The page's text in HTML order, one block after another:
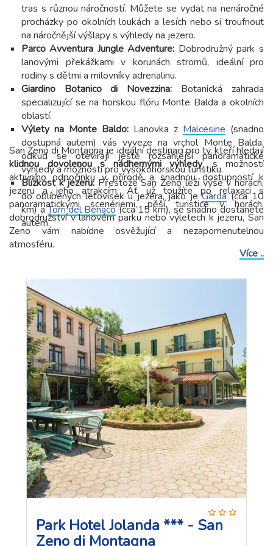
tras s různou náročností. Můžete se vydat na nenáročné
procházky po okolních loukách a lesích nebo si troufnout
na náročnější výšlapy s výhledy na jezero.
Parco Avventura Jungle Adventure: Dobrodružný park s
lanovými překážkami v korunách stromů, ideální pro
rodiny s dětmi a milovníky adrenalinu.
Giardino Botanico di Novezzina: Botanická zahrada
specializující se na horskou flóru Monte Balda a okolních
oblastí.
Výlety na Monte Baldo: Lanovka z Malcesine (snadno
dostupná autem) vás vyveze na vrchol Monte Balda,
odkud se otevírají ještě rozsáhlejší panoramatické
výhledy a možnosti pro vysokohorskou turistiku.
Blízkost k jezeru: Přestože San Zeno leží výše v horách,
do oblíbených letovisek u jezera, jako jeGarda(cca 10
km) aTorri del Benaco(cca 15 km), se snadno dostanete
autem.
San Zeno di Montagna je ideální destinací pro ty, kteří hledají
klidnou dovolenou s nádhernými výhledy, s možností
aktivního odpočinku v přírodě a snadnou dostupností k
jezeru a jeho atrakcím. Ať už toužíte po relaxaci s
panoramatickými scenériemi, pěší turistice v horách,
dobrodružství v lanovém parku nebo výletech k jezeru, San
Zeno vám nabídne osvěžující a nezapomenutelnou
atmosféru.
Více ..
Park Hotel Jolanda *** - San
Zeno di Montagna